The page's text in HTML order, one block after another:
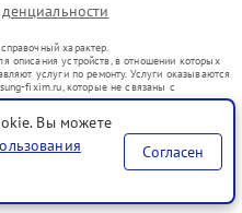
характер.
описания устройств, в отношении которых
услуги по ремонту. Услуги оказываются
fixim.ru, которые не связаны с
представителями.
в гражданский оборот в соответствии
индивидуализации услуг или введения
о предоставляемых услугах по
публичной офертой, определяемой
РФ
Вы можете
Согласен